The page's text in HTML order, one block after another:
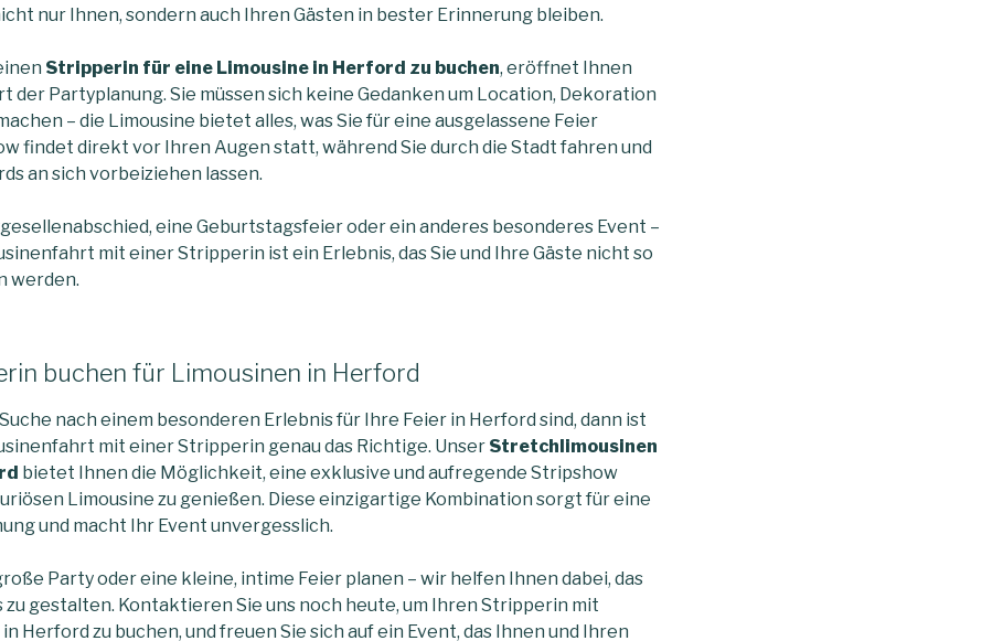
nur Ihnen, sondern auch Ihren Gästen in bester Erinnerung bleiben.
Stripperin für eine Limousine in Herford zu buchen, eröffnet Ihnen
der Partyplanung. Sie müssen sich keine Gedanken um Location, Dekoration
– die Limousine bietet alles, was Sie für eine ausgelassene Feier
findet direkt vor Ihren Augen statt, während Sie durch die Stadt fahren und
an sich vorbeiziehen lassen.
eine Geburtstagsfeier oder ein anderes besonderes Event –
mit einer Stripperin ist ein Erlebnis, das Sie und Ihre Gäste nicht so
werden.
buchen für Limousinen in Herford
nach einem besonderen Erlebnis für Ihre Feier in Herford sind, dann ist
mit einer Stripperin genau das Richtige. Unser Stretchlimousinen
bietet Ihnen die Möglichkeit, eine exklusive und aufregende Stripshow
Limousine zu genießen. Diese einzigartige Kombination sorgt für eine
und macht Ihr Event unvergesslich.
Party oder eine kleine, intime Feier planen – wir helfen Ihnen dabei, das
gestalten. Kontaktieren Sie uns noch heute, um Ihren Stripperin mit
Herford zu buchen, und freuen Sie sich auf ein Event, das Ihnen und Ihren